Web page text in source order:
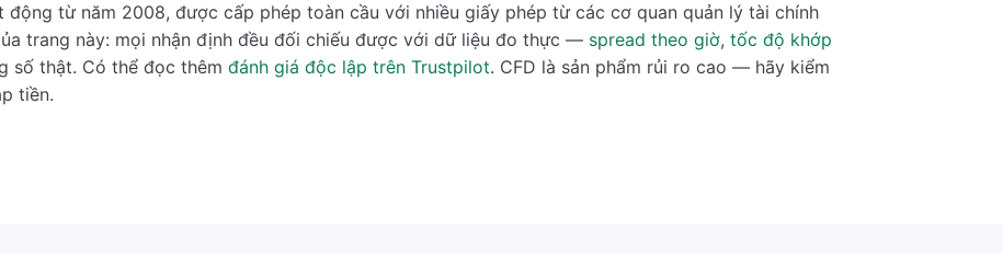
động từ năm 2008, được cấp phép toàn cầu với nhiều giấy phép từ các cơ quan quản lý tài chính
trang này: mọi nhận định đều đối chiếu được với dữ liệu đo thực — spread theo giờ, tốc độ khớp
số thật. Có thể đọc thêm đánh giá độc lập trên Trustpilot. CFD là sản phẩm rủi ro cao — hãy kiểm
tiền.